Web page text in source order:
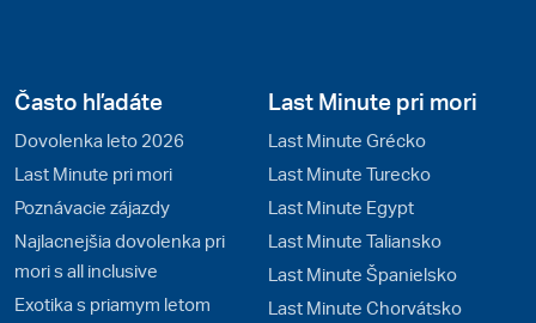
Často hľadáte
Dovolenka leto 2026
Last Minute pri mori
Poznávacie zájazdy
Najlacnejšia dovolenka pri
mori s all inclusive
Exotika s priamym letom
Last Minute pri mori
Last Minute Grécko
Last Minute Turecko
Last Minute Egypt
Last Minute Taliansko
Last Minute Španielsko
Last Minute Chorvátsko